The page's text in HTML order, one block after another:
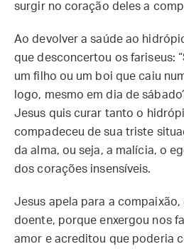
surgir no coração deles a
Ao devolver a saúde ao
que desconcertou os fariseus:
um filho ou um boi que caiu
logo, mesmo em dia de
Jesus quis curar tanto o
compadeceu de sua triste
da alma, ou seja, a malícia, o
dos corações insensíveis.
Jesus apela para a
doente, porque enxergou nos
amor e acreditou que poderia